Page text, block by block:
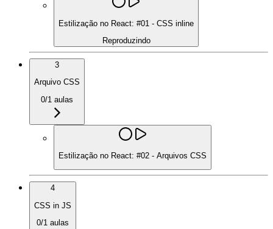
Estilização no React: #01 - CSS inline
Reproduzindo
3
Arquivo CSS
0/1 aulas
Estilização no React: #02 - Arquivos CSS
4
CSS in JS
0/1 aulas